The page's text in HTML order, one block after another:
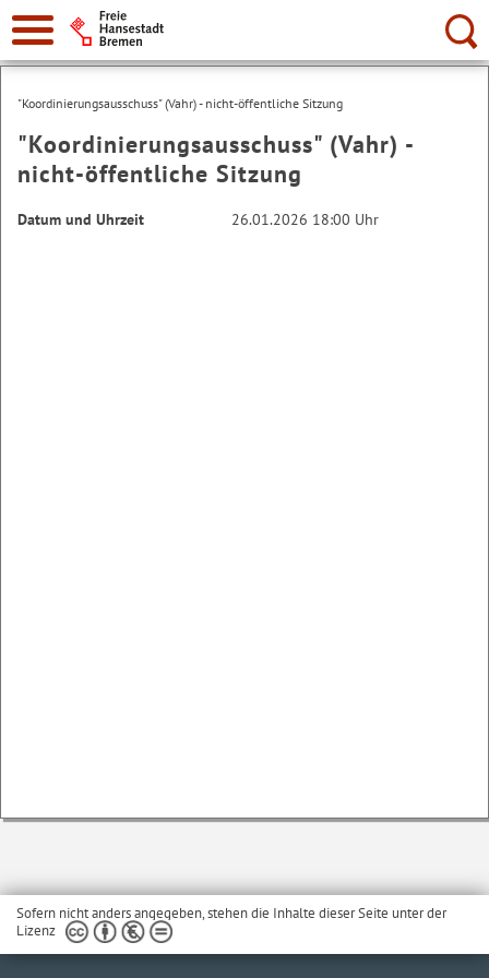
Suche:
"Koordinierungsausschuss" (Vahr) - nicht-öffentliche Sitzung
"Koordinierungsausschuss" (Vahr) -
nicht-öffentliche Sitzung
Datum und Uhrzeit 26.01.2026 18:00 Uhr
Sofern nicht anders angegeben, stehen die Inhalte dieser Seite unter der
Lizenz